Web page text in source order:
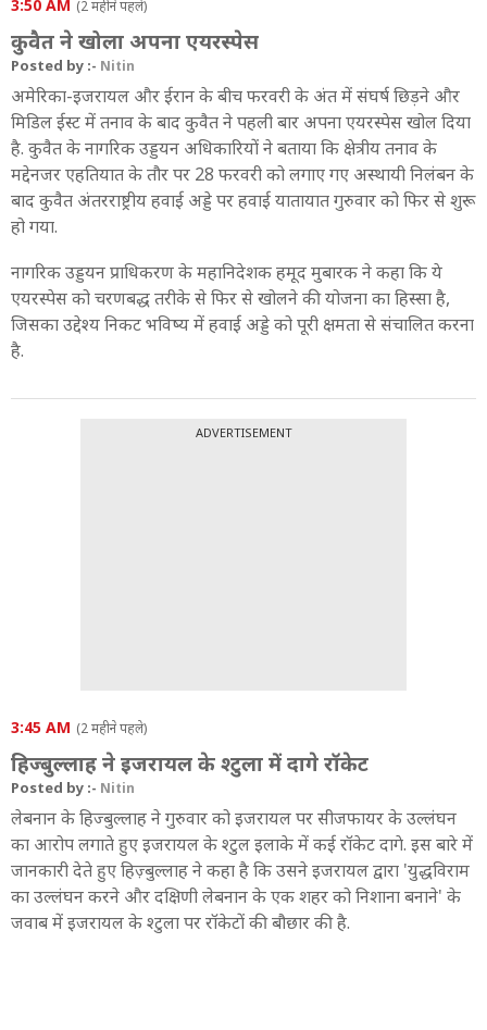
3:50 AM (2 महीने पहले)
कुवैत ने खोला अपना एयरस्पेस
Posted by :- Nitin
अमेरिका-इजरायल और ईरान के बीच फरवरी के अंत में संघर्ष छिड़ने और
मिडिल ईस्ट में तनाव के बाद कुवैत ने पहली बार अपना एयरस्पेस खोल दिया
है. कुवैत के नागरिक उड्डयन अधिकारियों ने बताया कि क्षेत्रीय तनाव के
मद्देनजर एहतियात के तौर पर 28 फरवरी को लगाए गए अस्थायी निलंबन के
बाद कुवैत अंतरराष्ट्रीय हवाई अड्डे पर हवाई यातायात गुरुवार को फिर से शुरू
हो गया.
नागरिक उड्डयन प्राधिकरण के महानिदेशक हमूद मुबारक ने कहा कि ये
एयरस्पेस को चरणबद्ध तरीके से फिर से खोलने की योजना का हिस्सा है,
जिसका उद्देश्य निकट भविष्य में हवाई अड्डे को पूरी क्षमता से संचालित करना
है.
ADVERTISEMENT
3:45 AM (2 महीने पहले)
हिज्बुल्लाह ने इजरायल के श्टुला में दागे रॉकेट
Posted by :- Nitin
लेबनान के हिज्बुल्लाह ने गुरुवार को इजरायल पर सीजफायर के उल्लंघन
का आरोप लगाते हुए इजरायल के श्टुल इलाके में कई रॉकेट दागे. इस बारे में
जानकारी देते हुए हिज़्बुल्लाह ने कहा है कि उसने इजरायल द्वारा 'युद्धविराम
का उल्लंघन करने और दक्षिणी लेबनान के एक शहर को निशाना बनाने' के
जवाब में इजरायल के श्टुला पर रॉकेटों की बौछार की है.